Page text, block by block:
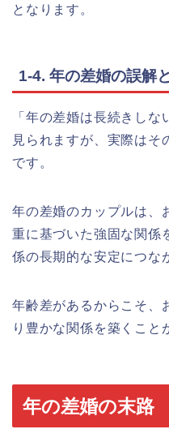
となります。
1-4. 年の差婚の誤解
「年の差婚は長続きし
見られますが、実際はそ
です。
年の差婚のカップルは、
重に基づいた強固な関係
係の長期的な安定につな
年齢差があるからこそ、
り豊かな関係を築くこと
年の差婚の末路